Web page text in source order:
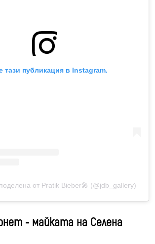
тази публикация в Instagram.
от Pratik Bieber🎤 (@jdb_gallery)
- майката на Селена